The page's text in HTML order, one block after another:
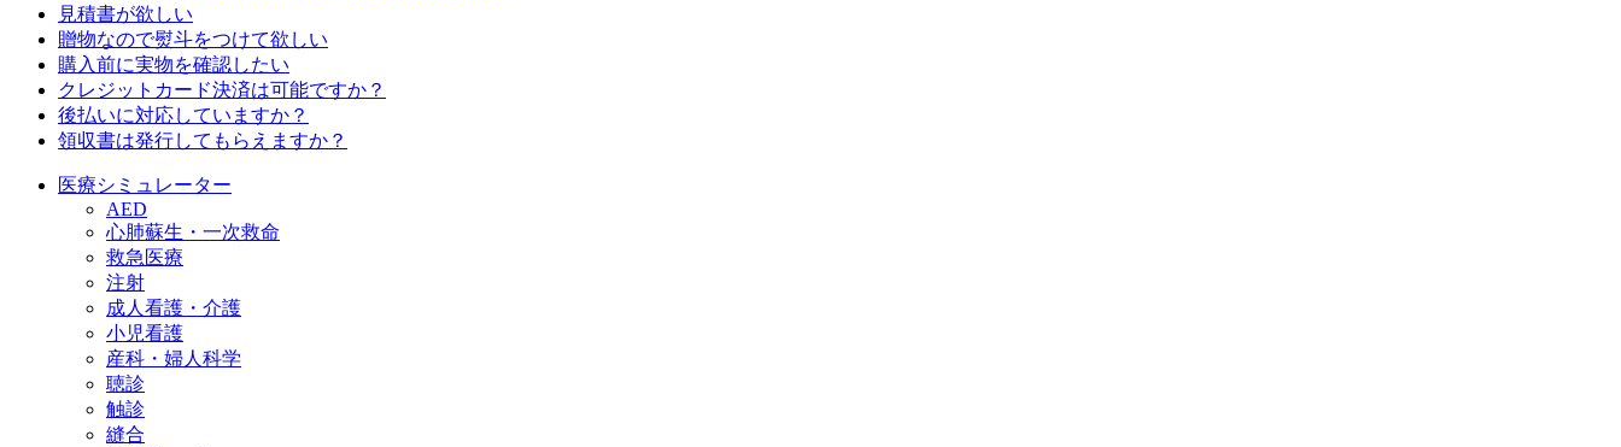
見積書が欲しい
贈物なので熨斗をつけて欲しい
購入前に実物を確認したい
クレジットカード決済は可能ですか？
後払いに対応していますか？
領収書は発行してもらえますか？
医療シミュレーター
AED
心肺蘇生・一次救命
救急医療
注射
成人看護・介護
小児看護
産科・婦人科学
聴診
触診
縫合